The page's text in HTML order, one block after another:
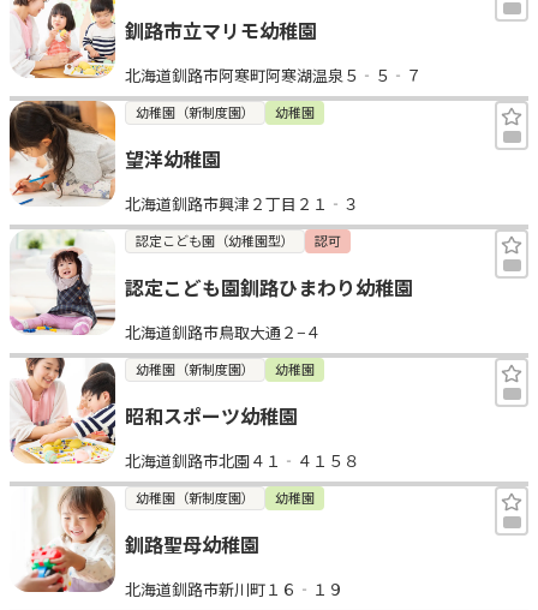
釧路市立マリモ幼稚園
北海道釧路市阿寒町阿寒湖温泉５‐５‐７
幼稚園（新制度園） 幼稚園
望洋幼稚園
北海道釧路市興津２丁目２１‐３
認定こども園（幼稚園型） 認可
認定こども園釧路ひまわり幼稚園
北海道釧路市鳥取大通２−４
幼稚園（新制度園） 幼稚園
昭和スポーツ幼稚園
北海道釧路市北園４１‐４１５８
幼稚園（新制度園） 幼稚園
釧路聖母幼稚園
北海道釧路市新川町１６‐１９